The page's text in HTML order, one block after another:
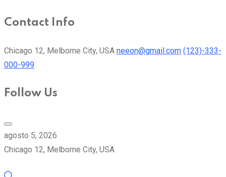
Contact Info
Chicago 12, Melborne City, USA neeon@gmail.com (123)-333-
000-999
Follow Us
agosto 5, 2026
Chicago 12, Melborne City, USA